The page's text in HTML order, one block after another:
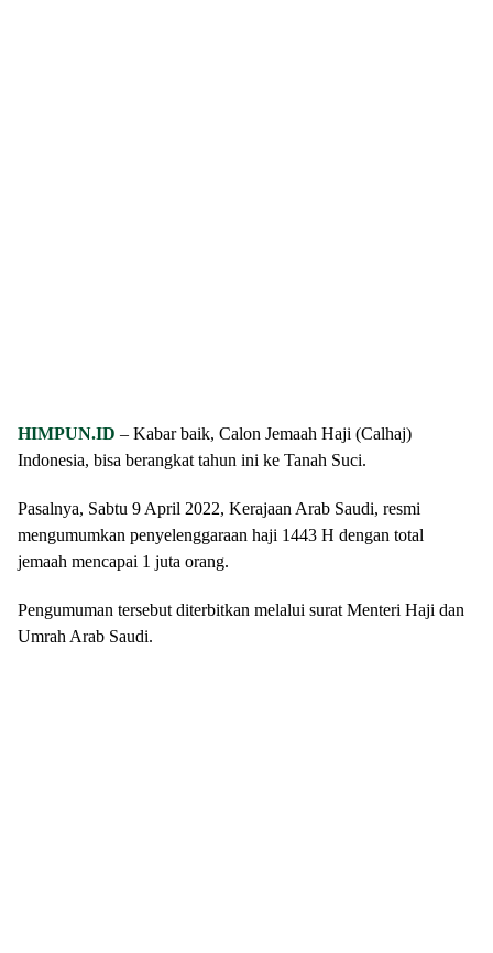
HIMPUN.ID – Kabar baik, Calon Jemaah Haji (Calhaj)
Indonesia, bisa berangkat tahun ini ke Tanah Suci.
Pasalnya, Sabtu 9 April 2022, Kerajaan Arab Saudi, resmi
mengumumkan penyelenggaraan haji 1443 H dengan total
jemaah mencapai 1 juta orang.
Pengumuman tersebut diterbitkan melalui surat Menteri Haji dan
Umrah Arab Saudi.